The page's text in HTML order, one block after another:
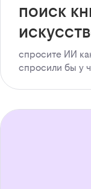
поиск
спросите ИИ
спросили бы у